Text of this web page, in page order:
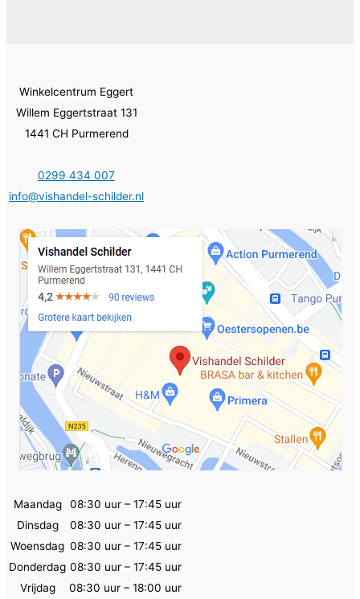
Winkelcentrum Eggert
Willem Eggertstraat 131
1441 CH Purmerend
0299 434 007
info@vishandel-schilder.nl
Maandag
08:30 uur – 17:45 uur
Dinsdag
08:30 uur – 17:45 uur
Woensdag 08:30 uur – 17:45 uur
Donderdag 08:30 uur – 17:45 uur
Vrijdag
08:30 uur – 18:00 uur